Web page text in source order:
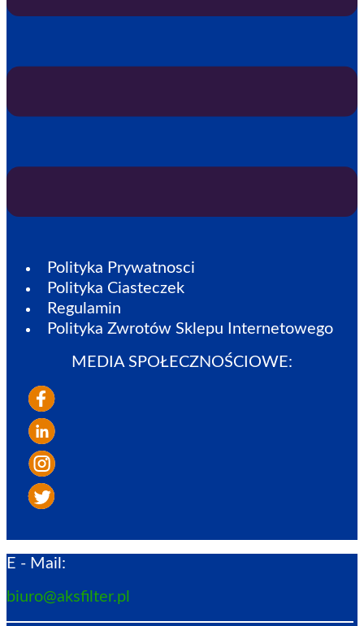
Polityka Prywatnosci
Polityka Ciasteczek
Regulamin
Polityka Zwrotów Sklepu Internetowego
MEDIA SPOŁECZNOŚCIOWE:
E - Mail:
biuro@aksfilter.pl